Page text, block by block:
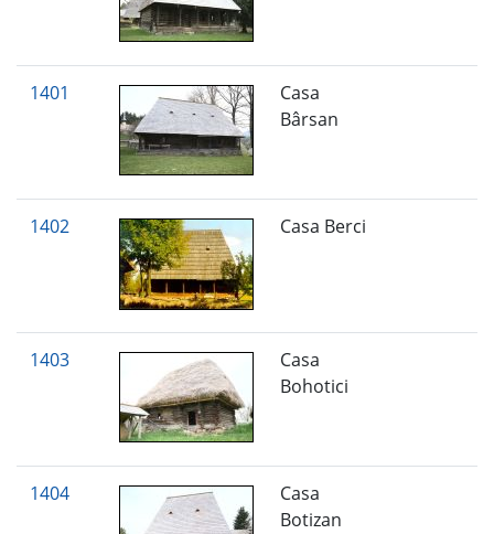
1401
Casa
Bârsan
1402 Casa Berci
1403
Casa
Bohotici
1404
Casa
Botizan